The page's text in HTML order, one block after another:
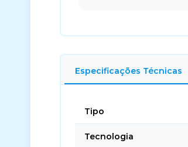
Especificações Técnicas
Tipo
Tecnologia